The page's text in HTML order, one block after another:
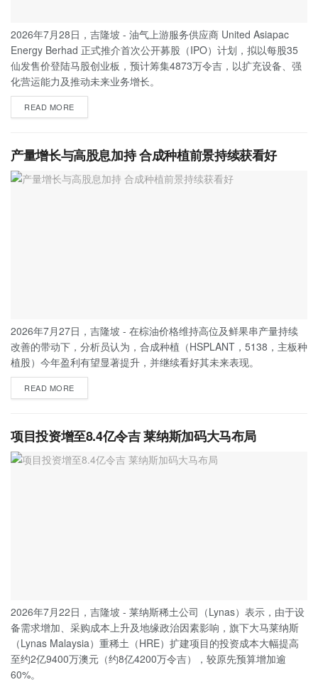
2026年7月28日，吉隆坡 - 油气上游服务供应商 United Asiapac
Energy Berhad 正式推介首次公开募股（IPO）计划，拟以每股35
仙发售价登陆马股创业板，预计筹集4873万令吉，以扩充设备、强
化营运能力及推动未来业务增长。
READ MORE
产量增长与高股息加持 合成种植前景持续获看好
2026年7月27日，吉隆坡 - 在棕油价格维持高位及鲜果串产量持续
改善的带动下，分析员认为，合成种植（HSPLANT，5138，主板种
植股）今年盈利有望显著提升，并继续看好其未来表现。
READ MORE
项目投资增至8.4亿令吉 莱纳斯加码大马布局
2026年7月22日，吉隆坡 - 莱纳斯稀土公司（Lynas）表示，由于设
备需求增加、采购成本上升及地缘政治因素影响，旗下大马莱纳斯
（Lynas Malaysia）重稀土（HRE）扩建项目的投资成本大幅提高
至约2亿9400万澳元（约8亿4200万令吉），较原先预算增加逾
60%。